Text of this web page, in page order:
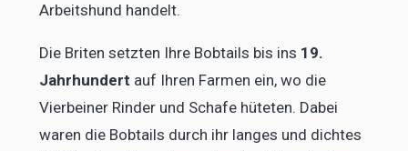
Arbeitshund handelt.
Die Briten setzten Ihre Bobtails bis ins 19.
Jahrhundert auf Ihren Farmen ein, wo die
Vierbeiner Rinder und Schafe hüteten. Dabei
waren die Bobtails durch ihr langes und dichtes